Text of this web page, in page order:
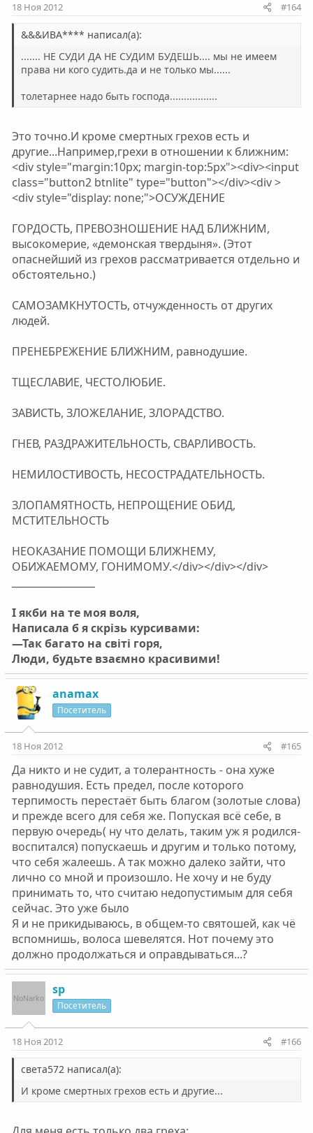
18 Ноя 2012 #164
&&&ИВА**** написал(а):
....... НЕ СУДИ ДА НЕ СУДИМ БУДЕШЬ.... мы не имеем
права ни кого судить.да и не только мы......
толетарнее надо быть господа.................
Это точно.И кроме смертных грехов есть и
другие...Например,грехи в отношении к ближним:
<div style="margin:10px; margin-top:5px"><div><input
class="button2 btnlite" type="button"></div><div >
<div style="display: none;">ОСУЖДЕНИЕ
ГОРДОСТЬ, ПРЕВОЗНОШЕНИЕ НАД БЛИЖНИМ,
высокомерие, «демонская твердыня». (Этот
опаснейший из грехов рассматривается отдельно и
обстоятельно.)
САМОЗАМКНУТОСТЬ, отчужденность от других
людей.
ПРЕНЕБРЕЖЕНИЕ БЛИЖНИМ, равнодушие.
ТЩЕСЛАВИЕ, ЧЕСТОЛЮБИЕ.
ЗАВИСТЬ, ЗЛОЖЕЛАНИЕ, ЗЛОРАДСТВО.
ГНЕВ, РАЗДРАЖИТЕЛЬНОСТЬ, СВАРЛИВОСТЬ.
НЕМИЛОСТИВОСТЬ, НЕСОСТРАДАТЕЛЬНОСТЬ.
ЗЛОПАМЯТНОСТЬ, НЕПРОЩЕНИЕ ОБИД,
МСТИТЕЛЬНОСТЬ
НЕОКАЗАНИЕ ПОМОЩИ БЛИЖНЕМУ,
ОБИЖАЕМОМУ, ГОНИМОМУ.</div></div></div>
І якби на те моя воля,
Написала б я скрізь курсивами:
—Так багато на світі горя,
Люди, будьте взаємно красивими!
anamax
Посетитель
18 Ноя 2012 #165
Да никто и не судит, а толерантность - она хуже
равнодушия. Есть предел, после которого
терпимость перестаёт быть благом (золотые слова)
и прежде всего для себя же. Попуская всё себе, в
первую очередь( ну что делать, таким уж я родился-
воспитался) попускаешь и другим и только потому,
что себя жалеешь. А так можно далеко зайти, что
лично со мной и произошло. Не хочу и не буду
принимать то, что считаю недопустимым для себя
сейчас. Это уже было
Я и не прикидываюсь, в общем-то святошей, как чё
вспомнишь, волоса шевелятся. Нот почему это
должно продолжаться и оправдываться...?
sp
Посетитель
18 Ноя 2012 #166
света572 написал(а):
И кроме смертных грехов есть и другие...